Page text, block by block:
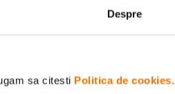
Despre
sa citesti Politica de cookies.